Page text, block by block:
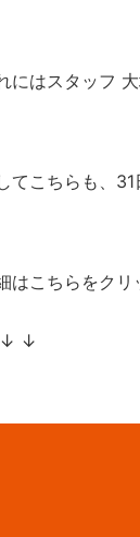
にはスタッフ
てこちらも、31
はこちらをクリ
↓